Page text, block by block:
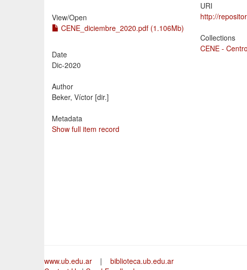
View/Open
CENE_diciembre_2020.pdf (1.106Mb)
Date
Dic-2020
Author
Beker, Víctor [dir.]
Metadata
Show full item record
URI
http://
Collections
CENE -
www.ub.edu.ar | biblioteca.ub.edu.ar